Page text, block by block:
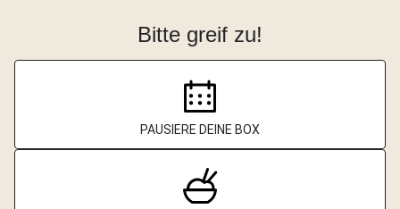
Bitte greif zu!
PAUSIERE DEINE BOX